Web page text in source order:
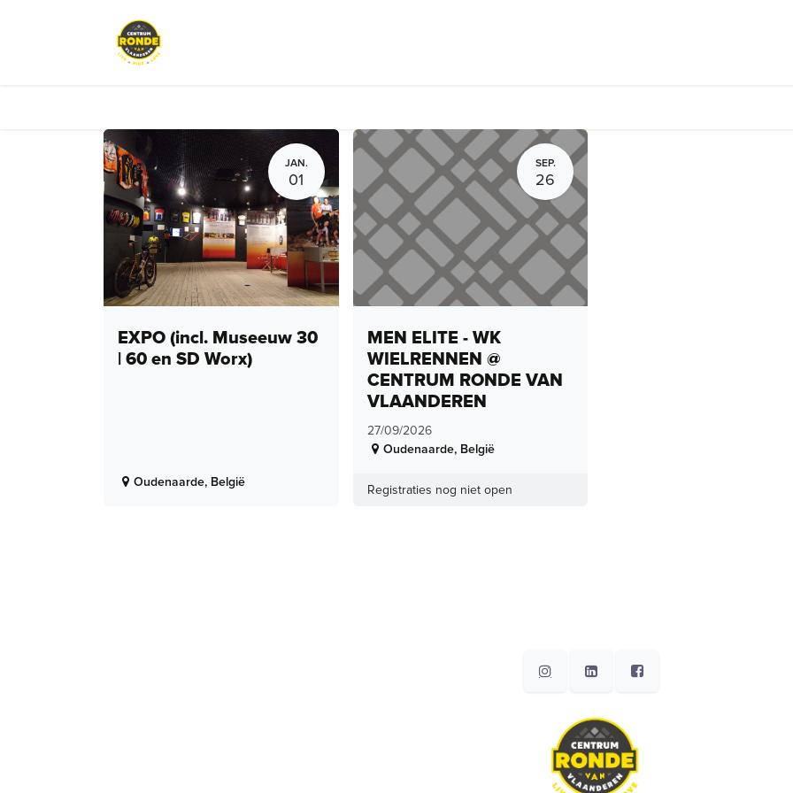
JAN.
01
EXPO (incl. Museeuw 30
| 60 en SD Worx)
Oudenaarde, België
SEP.
26
MEN ELITE - WK
WIELRENNEN @
CENTRUM RONDE VAN
VLAANDEREN
27/09/2026
Oudenaarde, België
Registraties nog niet open